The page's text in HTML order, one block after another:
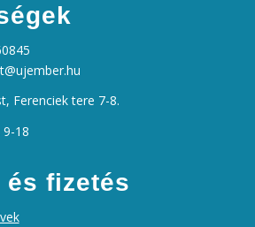
Ferenciek tere 7-8.
9-18
és fizetés